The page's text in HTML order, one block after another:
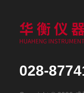
028-